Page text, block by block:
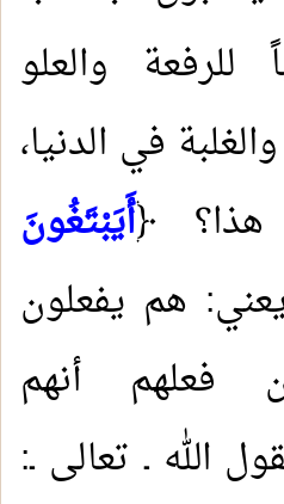
للرفعة والعلو
في الدنيا،
﴿أَيَبْتَغُونَ
هم يفعلون
فعلهم أنهم
الله ـ تعالى ـ: